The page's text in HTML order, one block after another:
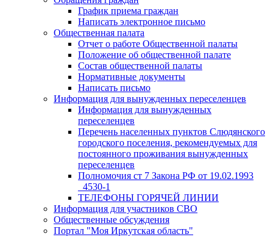
График приема граждан
Написать электронное письмо
Общественная палата
Отчет о работе Общественной палаты
Положение об общественной палате
Состав общественной палаты
Нормативные документы
Написать письмо
Информация для вынужденных переселенцев
Информация для вынужденных
переселенцев
Перечень населенных пунктов Слюдянского
городского поселения, рекомендуемых для
постоянного проживания вынужденных
переселенцев
Полномочия ст 7 Закона РФ от 19.02.1993
_4530-1
ТЕЛЕФОНЫ ГОРЯЧЕЙ ЛИНИИ
Информация для участников СВО
Общественные обсуждения
Портал "Моя Иркутская область"